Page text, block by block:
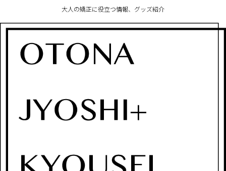
大人の矯正に役立つ情報、グッズ紹介